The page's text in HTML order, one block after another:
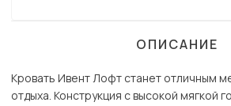
ОПИСАНИЕ
Кровать Ивент Лофт станет отличным
отдыха. Конструкция с высокой мягкой